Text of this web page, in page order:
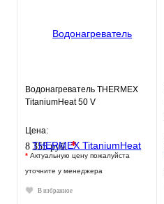
Водонагреватель THERMEX
TitaniumHeat 50 V
Цена:
8 355 руб.*
* Актуальную цену пожалуйста
уточните у менеджера
В избранное